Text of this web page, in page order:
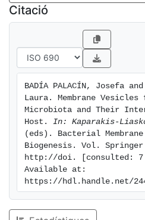
by microbiota MVs to assist
microbial community and to
and defense responses.
immune receptors by
controlled inflammation that
responses essential to
homeostasis. Moreover, gut
emerging as physical
delivery of bacterial effectors
human health and disease.
Citació
BADÍA PALACÍN, Josefa and
Laura. Membrane Vesicles
Microbiota and Their
Host. In: Kaparakis-
(eds). Bacterial
Biogenesis. Vol. Springer
http://doi. [consulted: 7
Available at:
https://hdl.handle.net/